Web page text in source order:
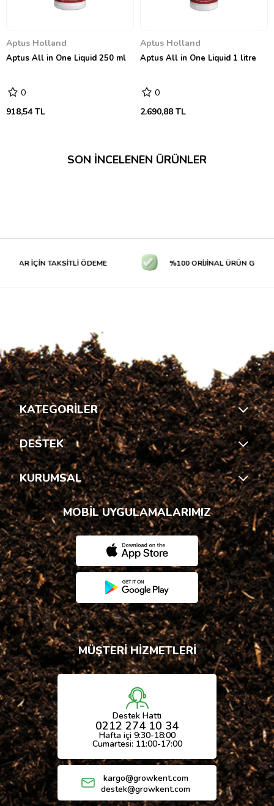
Aptus Holland
Aptus All in One Liquid 250 ml
0
918,54 TL
Aptus Holland
Aptus All in One Liquid 1 litre
0
2.690,88 TL
SON İNCELENEN ÜRÜNLER
İÇİN TAKSİTLİ ÖDEME %100 ORİJİNAL ÜRÜN
KATEGORİLER
DESTEK
KURUMSAL
MOBİL UYGULAMALARIMIZ
MÜŞTERİ HİZMETLERİ
Destek Hattı
0212 274 10 34
Hafta içi 9:30-18:00
Cumartesi: 11:00-17:00
kargo@growkent.com
destek@growkent.com